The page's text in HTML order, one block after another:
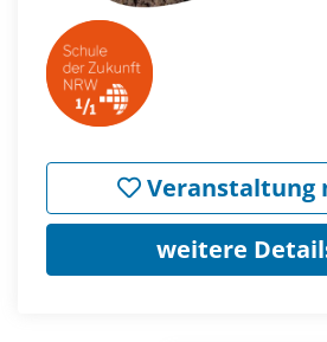
Veranstaltung
weitere